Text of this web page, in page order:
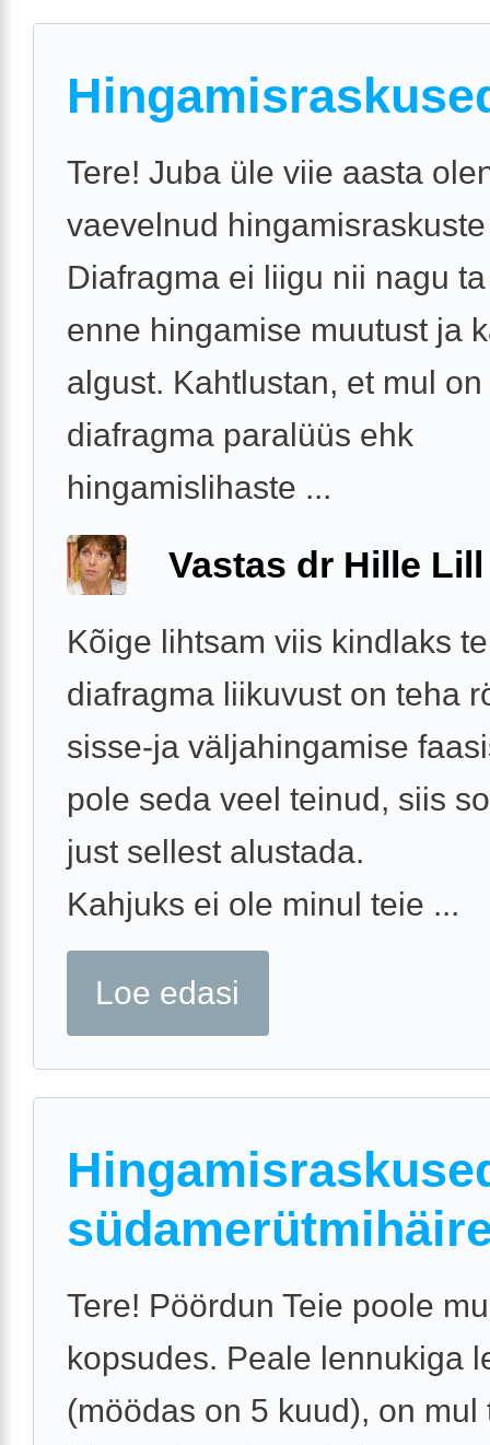
Tere! Juba üle viie aasta
vaevelnud
Diafragma ei liigu nii nagu
enne hingamise muutust ja
algust. Kahtlustan, et mul on
diafragma paralüüs ehk
hingamislihaste ...
Vastas dr Hille Lill
Kõige lihtsam viis kindlaks
diafragma liikuvust on teha
sisse-ja väljahingamise
pole seda veel teinud, siis
just sellest alustada.
Kahjuks ei ole minul teie ...
Loe edasi
Tere! Pöördun Teie poole
kopsudes. Peale lennukiga
(möödas on 5 kuud), on mul